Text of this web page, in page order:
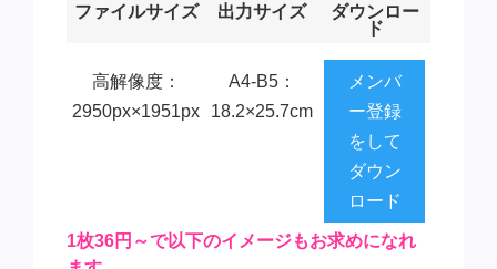
ファイルサイズ 出力サイズ
ダウンロー
ド
高解像度：
2950px×1951px
A4-B5：
18.2×25.7cm
メンバ
ー登録
をして
ダウン
ロード
1枚36円～で以下のイメージもお求めになれ